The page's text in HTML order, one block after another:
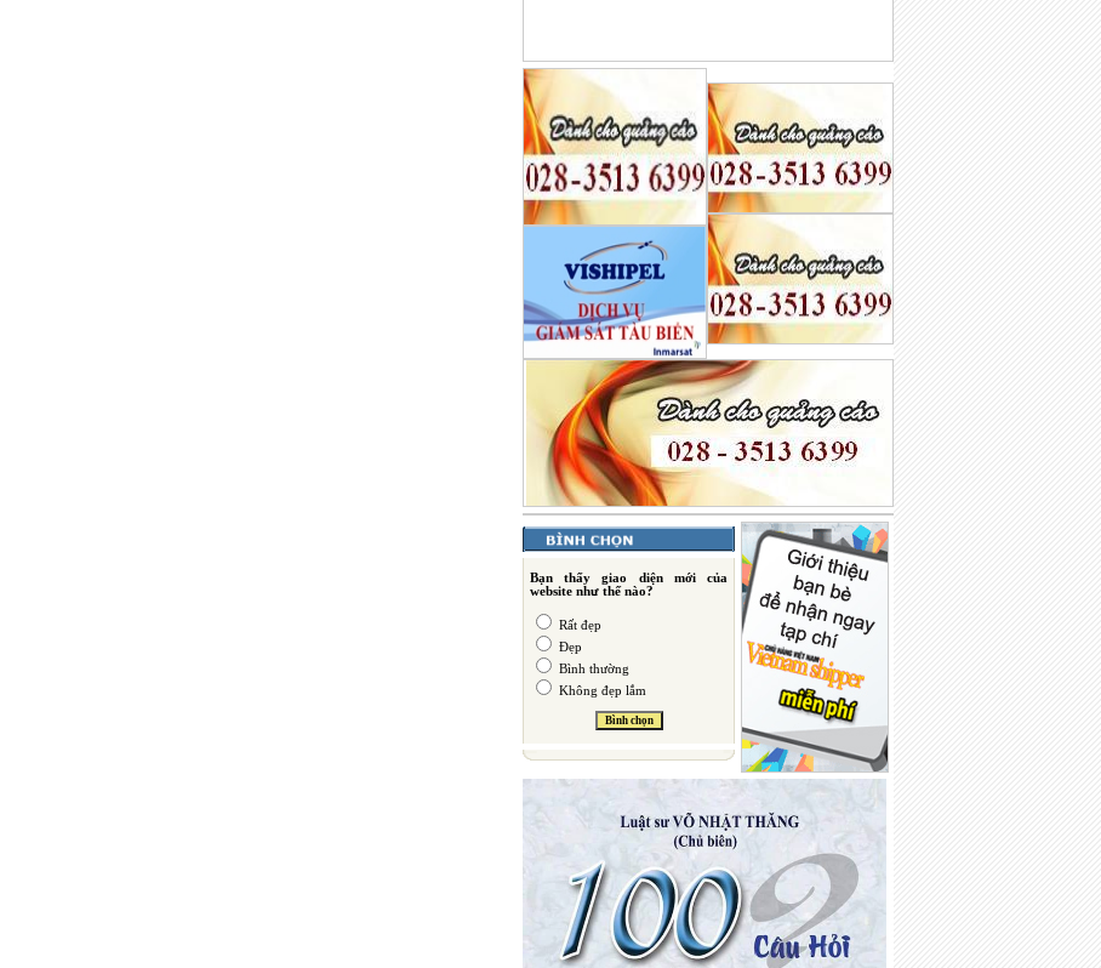
Bạn thấy giao diện mới của
website như thế nào?
Rất đẹp
Đẹp
Bình thường
Không đẹp lắm